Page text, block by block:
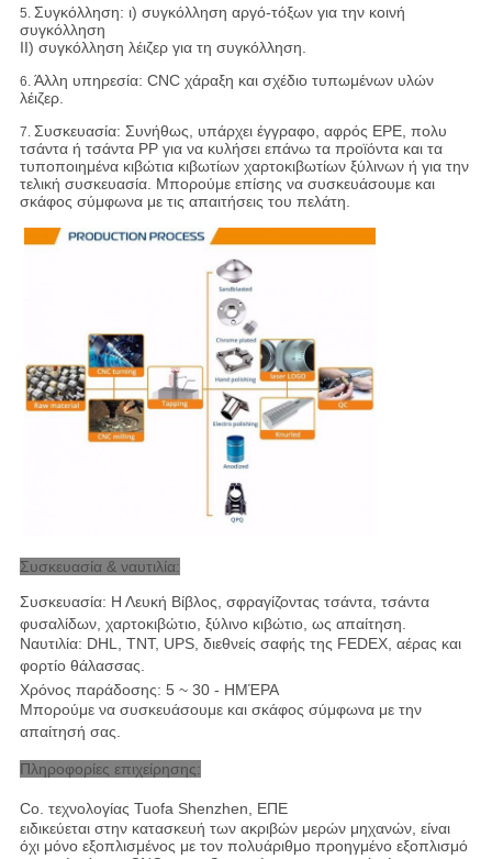
5. Συγκόλληση: ι) συγκόλληση αργό-τόξων για την κοινή
συγκόλληση
ΙΙ) συγκόλληση λέιζερ για τη συγκόλληση.
6. Άλλη υπηρεσία: CNC χάραξη και σχέδιο τυπωμένων υλών
λέιζερ.
7. Συσκευασία: Συνήθως, υπάρχει έγγραφο, αφρός EPE, πολυ
τσάντα ή τσάντα PP για να κυλήσει επάνω τα προϊόντα και τα
τυποποιημένα κιβώτια κιβωτίων χαρτοκιβωτίων ξύλινων ή για την
τελική συσκευασία. Μπορούμε επίσης να συσκευάσουμε και
σκάφος σύμφωνα με τις απαιτήσεις του πελάτη.
Συσκευασία & ναυτιλία:
Συσκευασία: Η Λευκή Βίβλος, σφραγίζοντας τσάντα, τσάντα
φυσαλίδων, χαρτοκιβώτιο, ξύλινο κιβώτιο, ως απαίτηση.
Ναυτιλία: DHL, TNT, UPS, διεθνείς σαφής της FEDEX, αέρας και
φορτίο θάλασσας
Χρόνος παράδοσης: 5 ~ 30 - ΗΜΈΡΑ
Μπορούμε να συσκευάσουμε και σκάφος σύμφωνα με την
απαίτησή σας.
Πληροφορίες επιχείρησης:
Co. τεχνολογίας Tuofa Shenzhen, ΕΠΕ
ειδικεύεται στην κατασκευή των ακριβών μερών μηχανών, είναι
όχι μόνο εξοπλισμένος με τον πολυάριθμο προηγμένο εξοπλισμό